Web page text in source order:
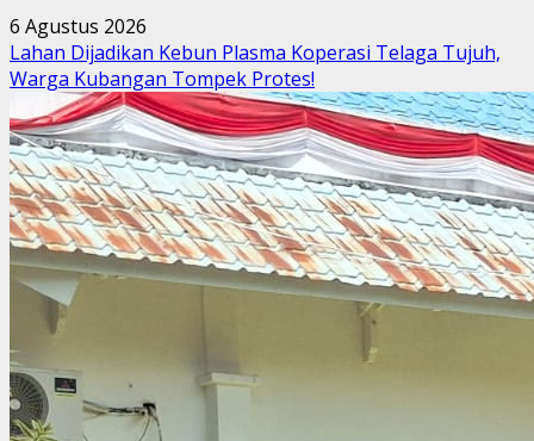
6 Agustus 2026
Lahan Dijadikan Kebun Plasma Koperasi Telaga Tujuh,
Warga Kubangan Tompek Protes!